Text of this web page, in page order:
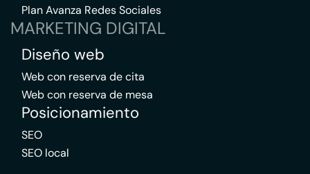
Plan Avanza Redes Sociales
MARKETING DIGITAL
Diseño web
Web con reserva de cita
Web con reserva de mesa
Posicionamiento
SEO
SEO local